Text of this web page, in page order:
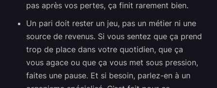
pas après vos pertes, ça finit rarement bien.
Un pari doit rester un jeu, pas un métier ni une
source de revenus. Si vous sentez que ça prend
trop de place dans votre quotidien, que ça
vous agace ou que ça vous met sous pression,
faites une pause. Et si besoin, parlez-en à un